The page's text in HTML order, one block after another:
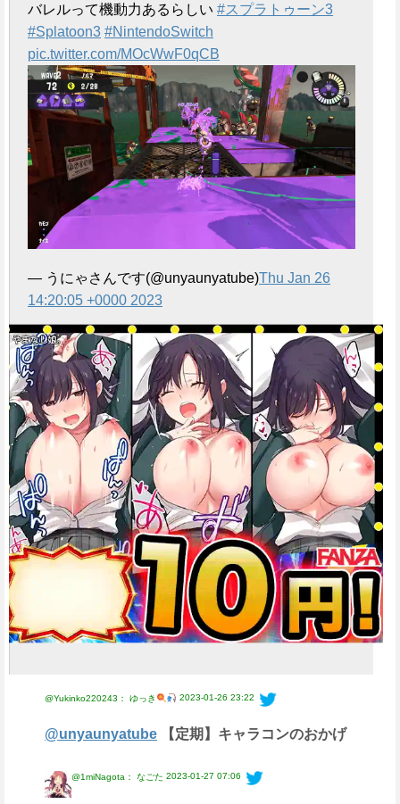
バレルって機動力あるらしい #スプラトゥーン3
#Splatoon3 #NintendoSwitch
pic.twitter.com/MOcWwF0qCB
— うにゃさんです(@unyaunyatube)Thu Jan 26
14:20:05 +0000 2023
@Yukinko220243： ゆっき 2023-01-26 23:22
@unyaunyatube 【定期】キャラコンのおかげ
@1miNagota： なごた 2023-01-27 07:06